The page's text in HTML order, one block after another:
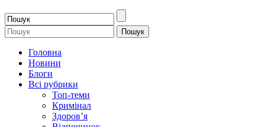
Головна
Новини
Блоги
Всі рубрики
Топ-теми
Кримінал
Здоров’я